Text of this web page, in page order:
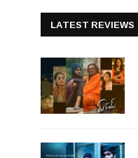
LATEST REVIEWS